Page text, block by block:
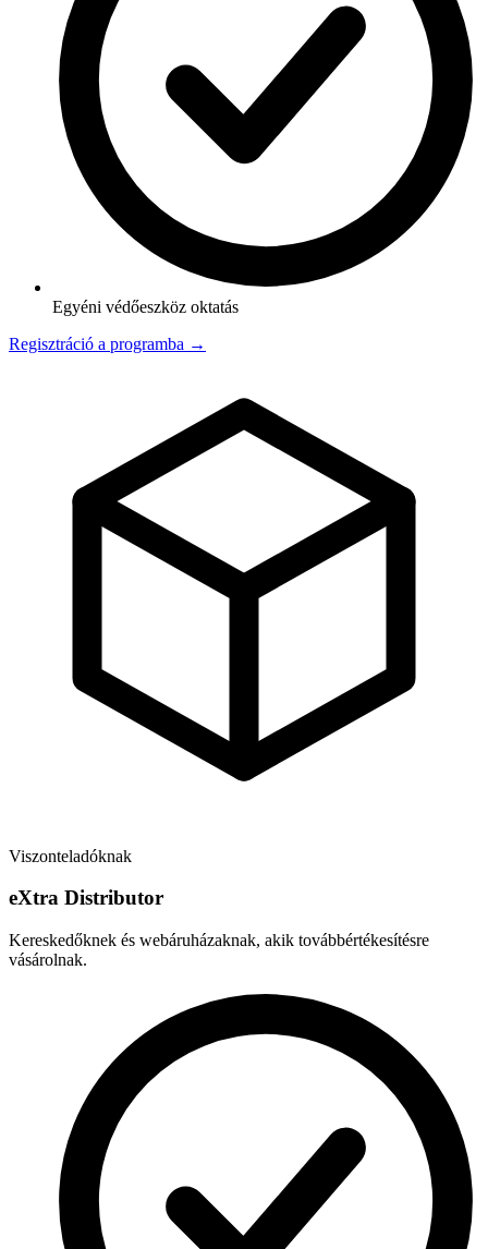
Egyéni védőeszköz oktatás
Regisztráció a programba →
Viszonteladóknak
eXtra Distributor
Kereskedőknek és webáruházaknak, akik továbbértékesítésre
vásárolnak.